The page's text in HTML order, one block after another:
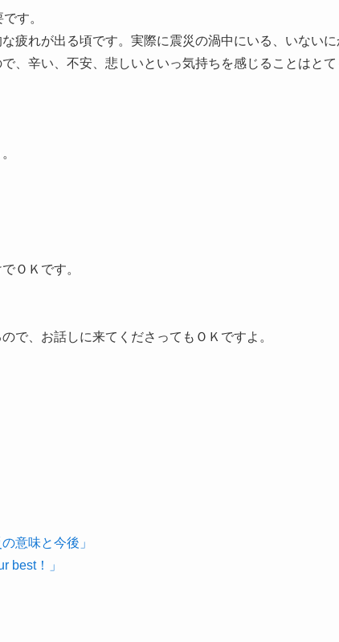
す。
疲れが出る頃です。実際に震災の渦中にいる、いないに
、辛い、不安、悲しいといっ気持ちを感じることはとて
ＯＫです。
で、お話しに来てくださってもＯＫですよ。
意味と今後」
best！」